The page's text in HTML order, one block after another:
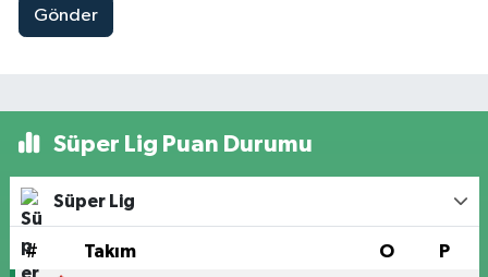
Gönder
Süper Lig Puan Durumu
Süper Lig
# Takım O P